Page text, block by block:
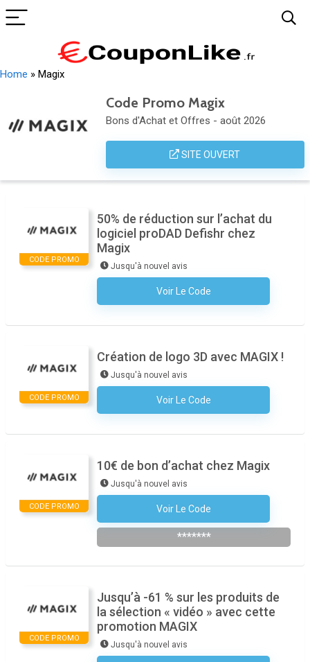
Home » Magix
Code Promo Magix
Bons d'Achat et Offres - août 2026
SITE OUVERT
CODE PROMO
50% de réduction sur l’achat du
logiciel proDAD Defishr chez
Magix
Jusqu'à nouvel avis
Voir Le Code
Aucun Code N'est Nécessaire
CODE PROMO
Création de logo 3D avec MAGIX !
Jusqu'à nouvel avis
Voir Le Code
Aucun Code N'est Nécessaire
CODE PROMO
10€ de bon d’achat chez Magix
Jusqu'à nouvel avis
Voir Le Code
*******
CODE PROMO
Jusqu’à -61 % sur les produits de
la sélection « vidéo » avec cette
promotion MAGIX
Jusqu'à nouvel avis